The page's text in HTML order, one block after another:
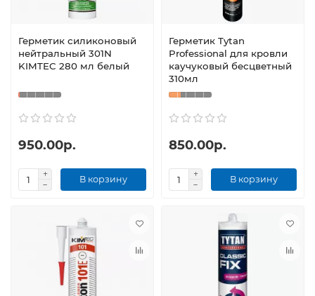
Герметик силиконовый
нейтральный 301N
KIMTEC 280 мл белый
950.00р.
В корзину
Герметик Tytan
Professional для кровли
каучуковый бесцветный
310мл
850.00р.
В корзину